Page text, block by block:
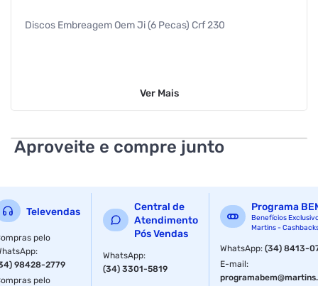
Discos Embreagem Oem Ji (6 Pecas) Crf 230
Ver Mais
Aproveite e compre junto
Televendas
pelo
:
98428-2779
pelo
Central de
Atendimento
Pós Vendas
WhatsApp:
(34) 3301-5819
Programa
Benefícios
Martins -
WhatsApp:(34) 8413-
E-mail: